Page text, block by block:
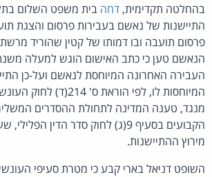
בהחלטה תקדימית, דחה בית משפט השלום
התיישנות של נאשם בעבירות פרסום והצגת
פרסום תועבה ובו דמותו של קטין שהוריד
הנאשם טען כי כתב האישום הוגש למעלה
העבירה האחרונה המיוחסת לנאשם ועל-כן
המיוחסות לו, לפי הוראת ס'
מנגד, טענה המדינה לתחולת ההסדרים
הקבועים בסעיף 9(ג) לחוק סדר הדין
מירוץ ההתיישנות.
השופט דניאל בארי קבע כי מטרת סעיפי